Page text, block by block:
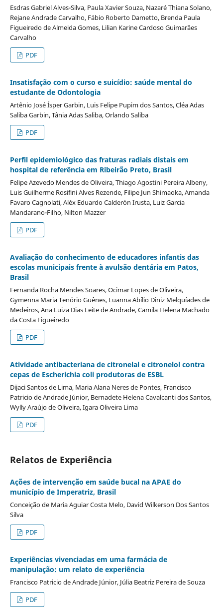
Esdras Gabriel Alves-Silva, Paula Xavier Souza, Nazaré Thiana Solano,
Rejane Andrade Carvalho, Fábio Roberto Dametto, Brenda Paula
Figueiredo de Almeida Gomes, Lilian Karine Cardoso Guimarães
Carvalho
PDF
Insatisfação com o curso e suicídio: saúde mental do
estudante de Odontologia
Artênio José Ísper Garbin, Luis Felipe Pupim dos Santos, Cléa Adas
Saliba Garbin, Tânia Adas Saliba, Orlando Saliba
PDF
Perfil epidemiológico das fraturas radiais distais em
hospital de referência em Ribeirão Preto, Brasil
Felipe Azevedo Mendes de Oliveira, Thiago Agostini Pereira Albeny,
Luis Guilherme Rosifini Alves Rezende, Filipe Jun Shimaoka, Amanda
Favaro Cagnolati, Aléx Eduardo Calderón Irusta, Luiz Garcia
Mandarano-Filho, Nilton Mazzer
PDF
Avaliação do conhecimento de educadores infantis das
escolas municipais frente à avulsão dentária em Patos,
Brasil
Fernanda Rocha Mendes Soares, Ocimar Lopes de Oliveira,
Gymenna Maria Tenório Guênes, Luanna Abílio Diniz Melquíades de
Medeiros, Ana Luiza Dias Leite de Andrade, Camila Helena Machado
da Costa Figueiredo
PDF
Atividade antibacteriana de citronelal e citronelol contra
cepas de Escherichia coli produtoras de ESBL
Dijaci Santos de Lima, Maria Alana Neres de Pontes, Francisco
Patricio de Andrade Júnior, Bernadete Helena Cavalcanti dos Santos,
Wylly Araújo de Oliveira, Igara Oliveira Lima
PDF
Relatos de Experiência
Ações de intervenção em saúde bucal na APAE do
município de Imperatriz, Brasil
Conceição de Maria Aguiar Costa Melo, David Wilkerson Dos Santos
Silva
PDF
Experiências vivenciadas em uma farmácia de
manipulação: um relato de experiência
Francisco Patricio de Andrade Júnior, Júlia Beatriz Pereira de Souza
PDF